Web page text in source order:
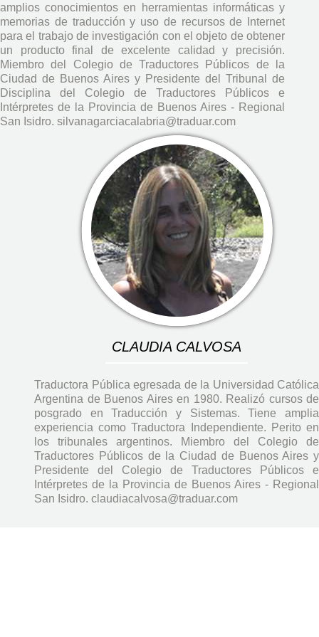
amplios conocimientos en herramientas informáticas y
memorias de traducción y uso de recursos de Internet
para el trabajo de investigación con el objeto de obtener
un producto final de excelente calidad y precisión.
Miembro del Colegio de Traductores Públicos de la
Ciudad de Buenos Aires y Presidente del Tribunal de
Disciplina del Colegio de Traductores Públicos e
Intérpretes de la Provincia de Buenos Aires - Regional
San Isidro. silvanagarciacalabria@traduar.com
CLAUDIA CALVOSA
Traductora Pública egresada de la Universidad Católica
Argentina de Buenos Aires en 1980. Realizó cursos de
posgrado en Traducción y Sistemas. Tiene amplia
experiencia como Traductora Independiente. Perito en
los tribunales argentinos. Miembro del Colegio de
Traductores Públicos de la Ciudad de Buenos Aires y
Presidente del Colegio de Traductores Públicos e
Intérpretes de la Provincia de Buenos Aires - Regional
San Isidro. claudiacalvosa@traduar.com